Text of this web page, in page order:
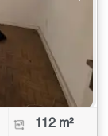
112 m²